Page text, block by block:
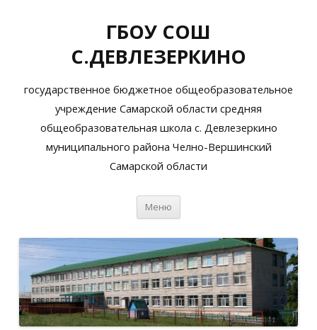
ГБОУ СОШ
С.ДЕВЛЕЗЕРКИНО
государственное бюджетное общеобразовательное
учреждение Самарской области средняя
общеобразовательная школа с. Девлезеркино
муниципального района Челно-Вершинский
Самарской области
Меню